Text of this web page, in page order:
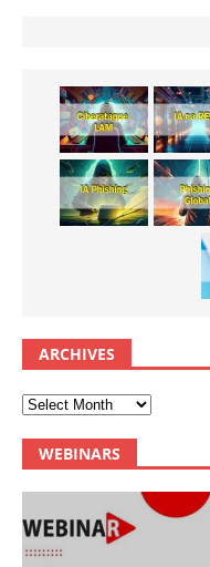
ARCHIVES
WEBINARS